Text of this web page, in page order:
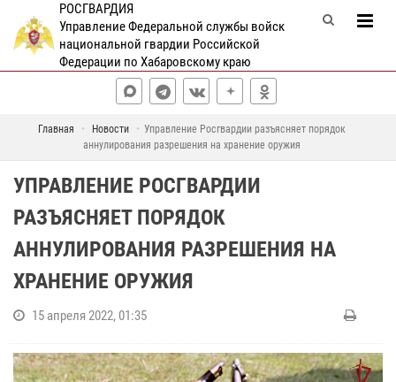
РОСГВАРДИЯ
Управление Федеральной службы войск
национальной гвардии Российской
Федерации по Хабаровскому краю
Главная Новости
Управление Росгвардии разъясняет порядок
аннулирования разрешения на хранение оружия
УПРАВЛЕНИЕ РОСГВАРДИИ
РАЗЪЯСНЯЕТ ПОРЯДОК
АННУЛИРОВАНИЯ РАЗРЕШЕНИЯ НА
ХРАНЕНИЕ ОРУЖИЯ
15 апреля 2022, 01:35